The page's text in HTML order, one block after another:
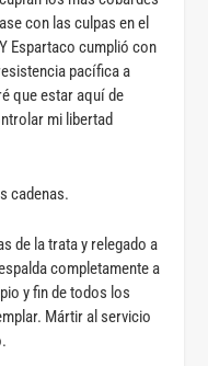
con las culpas en el
Espartaco cumplió con
pacífica a
que estar aquí de
mi libertad
cadenas.
de la trata y relegado a
completamente a
y fin de todos los
Mártir al servicio